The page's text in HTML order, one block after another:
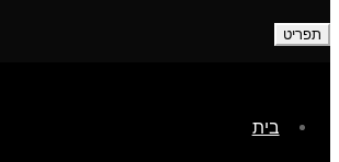
תפריט
בית